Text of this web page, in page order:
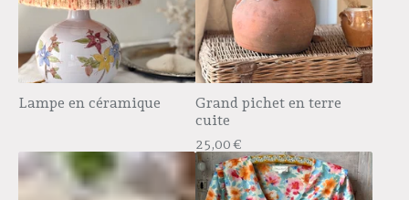
Lampe en céramique
Grand pichet en terre
cuite
25,00€